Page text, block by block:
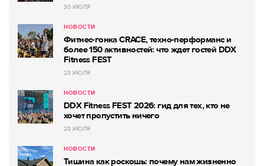
30 ИЮЛЯ
НОВОСТИ
Фитнес-гонка CRACE, техно-перформанс и
более 150 активностей: что ждет гостей DDX
Fitness FEST
23 ИЮЛЯ
НОВОСТИ
DDX Fitness FEST 2026: гид для тех, кто не
хочет пропустить ничего
20 ИЮЛЯ
НОВОСТИ
Тишина как роскошь: почему нам жизненно